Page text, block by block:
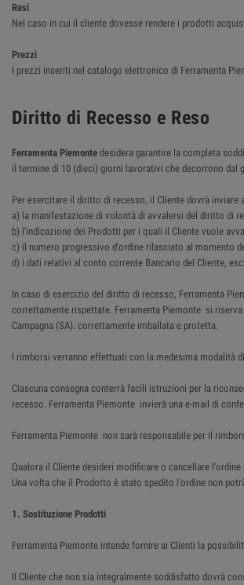
Resi
Nel caso in cui il cliente dovesse rendere i prodotti
Prezzi
I prezzi inseriti nel catalogo elettronico di Ferramenta
Diritto di Recesso e Reso
Ferramenta Piemonte desidera garantire la completa
il termine di 10 (dieci) giorni lavorativi che decorrono
Per esercitare il diritto di recesso, il Cliente dovrà inviare
a) la manifestazione di volontà di avvalersi del diritto di
b) l'indicazione dei Prodotti per i quali il Cliente vuole
c) il numero progressivo d'ordine rilasciato al momento
d) i dati relativi al conto corrente Bancario del Cliente,
In caso di esercizio del diritto di recesso, Ferramenta
correttamente rispettate. Ferramenta Piemonte si
Campagna (SA). correttamente imballata e protetta.
I rimborsi verranno effettuati con la medesima modalità
Ciascuna consegna conterrà facili istruzioni per la
recesso. Ferramenta Piemonte invierà una e-mail di
Ferramenta Piemonte non sarà responsabile per il
Qualora il Cliente desideri modificare o cancellare
Una volta che il Prodotto è stato spedito l'ordine non
1. Sostituzione Prodotti
Ferramenta Piemonte intende fornire ai Clienti la
Il Cliente che non sia integralmente soddisfatto dovrà